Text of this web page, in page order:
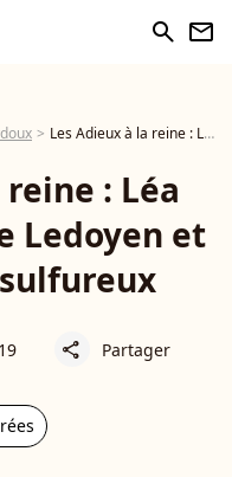
search newsletter
Les Adieux à la reine : Léa Seydoux, Virginie Ledoyen et un Versailles sulfureux
: Léa
Ledoyen et
share Partager